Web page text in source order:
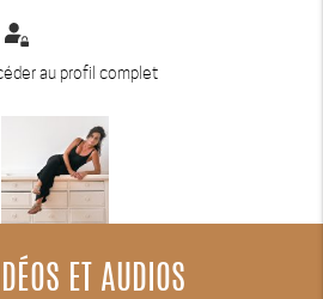
au profil complet
ET AUDIOS